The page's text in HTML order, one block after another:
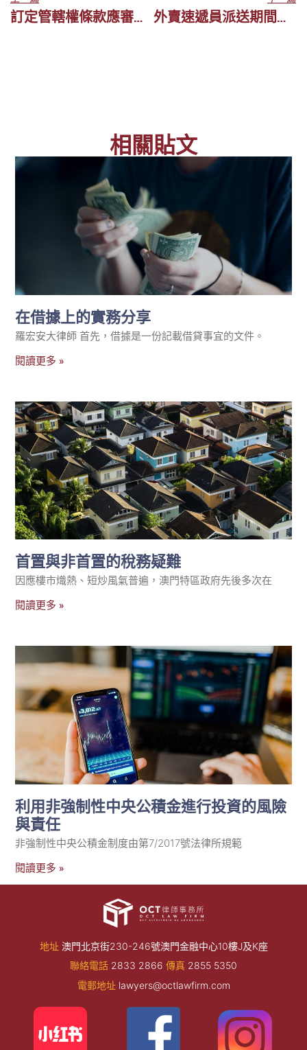
訂定管轄權條款應審慎處理 外賣速遞員派送期間造成交通事故，誰承擔賠償責任？
相關貼文
在借據上的實務分享
羅宏安大律師 首先，借據是一份記載借貸事宜的文件。
閱讀更多 »
首置與非首置的稅務疑難
因應樓市熾熱、短炒風氣普遍，澳門特區政府先後多次在
閱讀更多 »
利用非強制性中央公積金進行投資的風險
與責任
非強制性中央公積金制度由第7/2017號法律所規範
閱讀更多 »
地址 澳門北京街230-246號澳門金融中心10樓J及K座
聯絡電話 2833 2866 傳真 2855 5350
電郵地址 lawyers@octlawfirm.com